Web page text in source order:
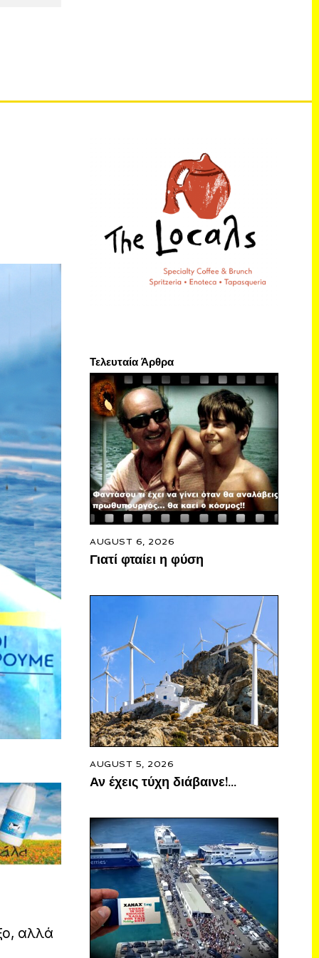
αλλά
Τελευταία Άρθρα
AUGUST 6, 2026
Γιατί φταίει η φύση
AUGUST 5, 2026
Αν έχεις τύχη διάβαινε!…